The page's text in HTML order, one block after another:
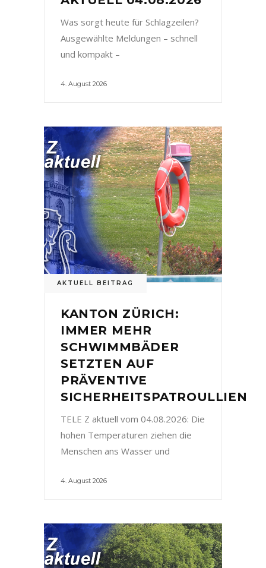
Was sorgt heute für Schlagzeilen?
Ausgewählte Meldungen – schnell
und kompakt –
4. August 2026
AKTUELL BEITRAG
KANTON ZÜRICH:
IMMER MEHR
SCHWIMMBÄDER
SETZTEN AUF
PRÄVENTIVE
SICHERHEITSPATROULLIEN
TELE Z aktuell vom 04.08.2026: Die
hohen Temperaturen ziehen die
Menschen ans Wasser und
4. August 2026